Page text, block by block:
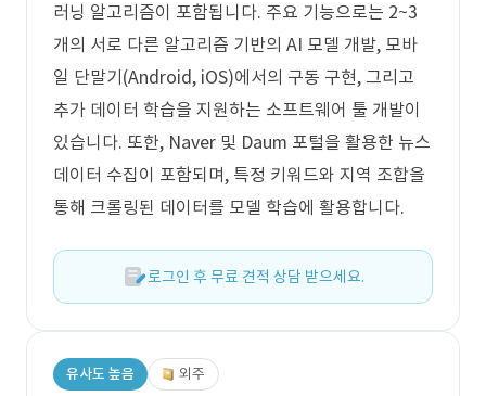
러닝 알고리즘이 포함됩니다. 주요 기능으로는 2~3
개의 서로 다른 알고리즘 기반의 AI 모델 개발, 모바
일 단말기(Android, iOS)에서의 구동 구현, 그리고
추가 데이터 학습을 지원하는 소프트웨어 툴 개발이
있습니다. 또한, Naver 및 Daum 포털을 활용한 뉴스
데이터 수집이 포함되며, 특정 키워드와 지역 조합을
통해 크롤링된 데이터를 모델 학습에 활용합니다.
로그인 후 무료 견적 상담 받으세요.
유사도 높음 외주